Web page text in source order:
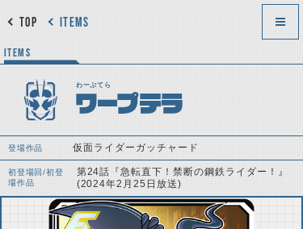
ITEMS
TOP
ITEMS
わーぷてら
ワープテラ
登場作品 仮面ライダーガッチャード
初登場回/初登
場作品
第24話『急転直下！禁断の鋼鉄ライダー！』
(2024年2月25日放送)